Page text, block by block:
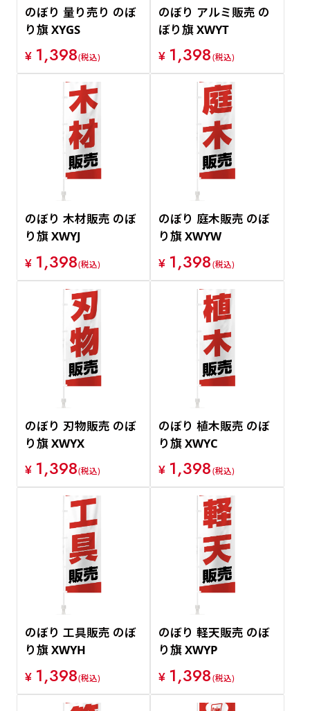
のぼり 量り売り のぼ
り旗 XYGS
¥ 1,398(税込)
のぼり アルミ販売 の
ぼり旗 XWYT
¥ 1,398(税込)
のぼり 木材販売 のぼ
り旗 XWYJ
¥ 1,398(税込)
のぼり 庭木販売 のぼ
り旗 XWYW
¥ 1,398(税込)
のぼり 刃物販売 のぼ
り旗 XWYX
¥ 1,398(税込)
のぼり 植木販売 のぼ
り旗 XWYC
¥ 1,398(税込)
のぼり 工具販売 のぼ
り旗 XWYH
¥ 1,398(税込)
のぼり 軽天販売 のぼ
り旗 XWYP
¥ 1,398(税込)